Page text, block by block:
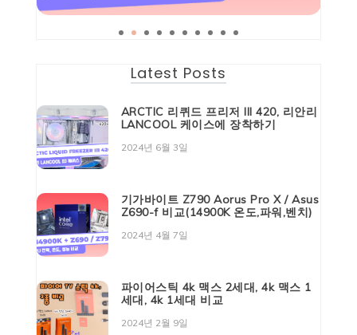
Latest Posts
ARCTIC 리퀴드 프리저 III 420, 리안리
LANCOOL 케이스에 장착하기
2024년 6월 3일
기가바이트 Z790 Aorus Pro X / Asus
Z690-f 비교(14900K 온도,파워,벤치)
2024년 4월 7일
파이어스틱 4k 맥스 2세대, 4k 맥스 1
세대, 4k 1세대 비교
2024년 2월 9일